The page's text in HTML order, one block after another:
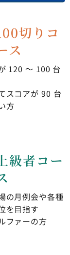
切りコ
ス
120 〜 100 台
スコアが 90 台
方
上級者コー
の月例会や各種
を目指す
ファーの方